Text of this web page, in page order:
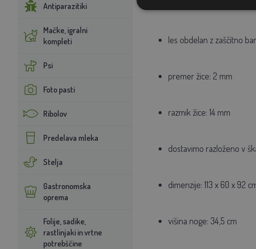
Antiparazitiki
Mačke, igralni
kompleti
Psi
Foto pasti
Ribolov
Predelava mleka
Stelja
Gastronomska
oprema
Folije, sadike,
rastlinjaki in vrtne
potrebščine
les obdelan z zaščitno
premer žice: 2 mm
razmik žice: 14 mm
dostavimo razloženo v
dimenzije: 113 x 60 x 92
višina noge: 34,5 cm